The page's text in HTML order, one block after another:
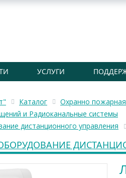
УСЛУГИ
Каталог
Охранно пожарная
и Радиоканальные системы
дистанционного управления